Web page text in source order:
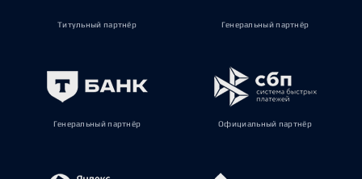
Титульный партнёр Генеральный партнёр
Генеральный партнёр Официальный партнёр